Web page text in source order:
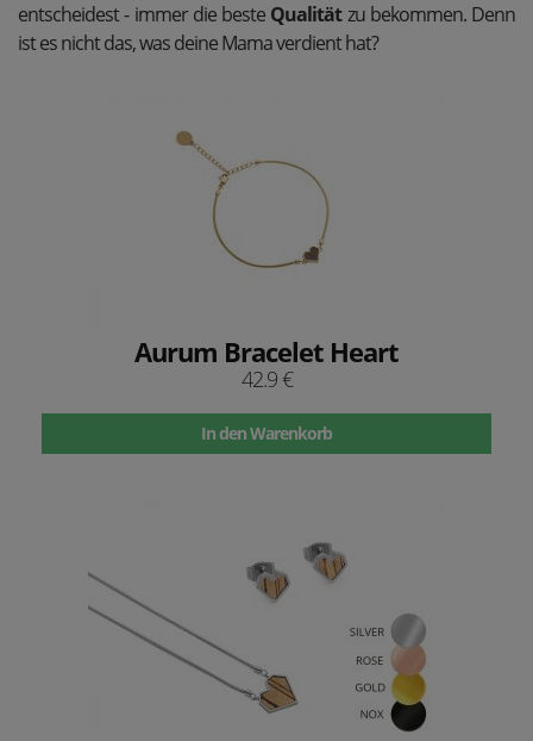
entscheidest - immer die beste Qualitätzu bekommen. Denn
ist es nicht das, was deine Mama verdient hat?
Aurum Bracelet Heart
42.9 €
In den Warenkorb